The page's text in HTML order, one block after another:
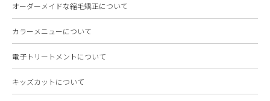
オーダーメイドな縮毛矯正について
カラーメニューについて
電子トリートメントについて
キッズカットについて